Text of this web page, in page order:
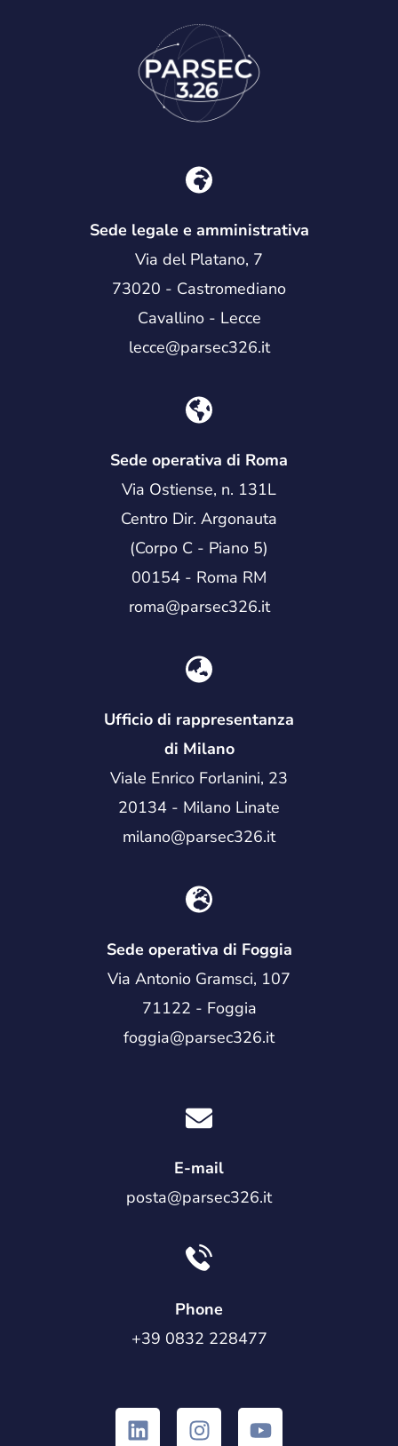
Sede legale e amministrativa
Via del Platano, 7
73020 - Castromediano
Cavallino - Lecce
lecce@parsec326.it
Sede operativa di Roma
Via Ostiense, n. 131L
Centro Dir. Argonauta
(Corpo C - Piano 5)
00154 - Roma RM
roma@parsec326.it
Ufficio di rappresentanza
di Milano
Viale Enrico Forlanini, 23
20134 - Milano Linate
milano@parsec326.it
Sede operativa di Foggia
Via Antonio Gramsci, 107
71122 - Foggia
foggia@parsec326.it
E-mail
posta@parsec326.it
Phone
+39 0832 228477